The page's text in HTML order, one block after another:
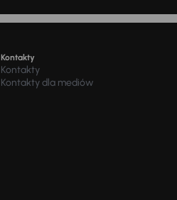
Kontakty
Kontakty
Kontakty dla mediów